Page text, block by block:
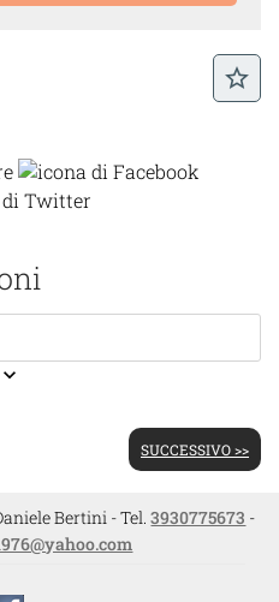
star_border
keyboard_arrow_down
SUCCESSIVO >>
Bertini - Tel.3930775673 -